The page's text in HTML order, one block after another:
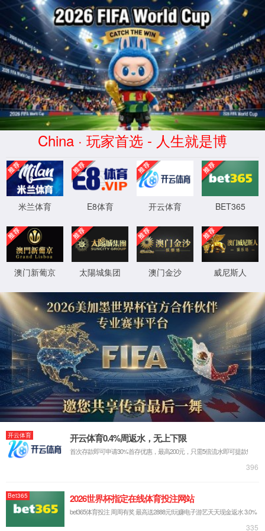
2026买世界杯赛事网站(中国
区)-Official website
返回首页